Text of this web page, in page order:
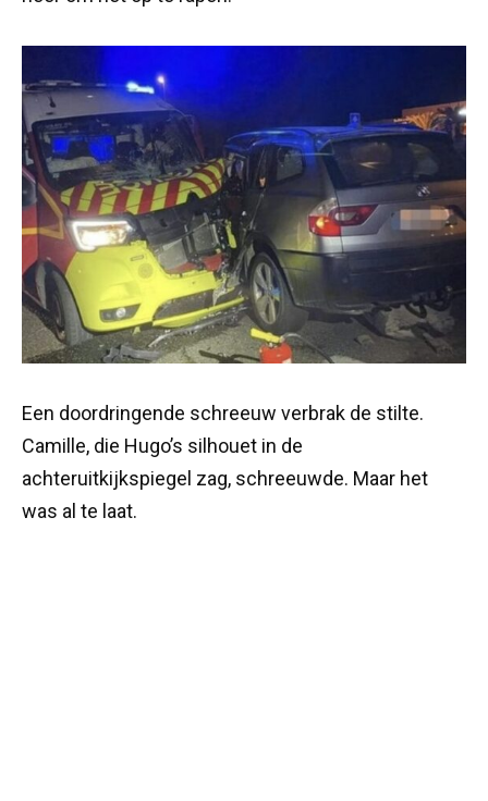
Een doordringende schreeuw verbrak de stilte.
Camille, die Hugo’s silhouet in de
achteruitkijkspiegel zag, schreeuwde. Maar het
was al te laat.